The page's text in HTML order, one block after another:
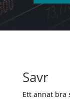
Savr
Ett annat bra